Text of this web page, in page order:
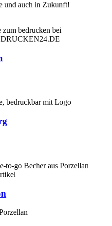
und auch in Zukunft!